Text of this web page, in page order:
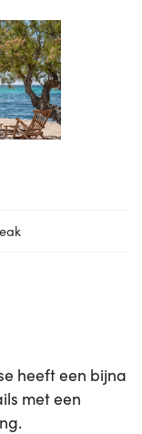
heeft een bijna
met een